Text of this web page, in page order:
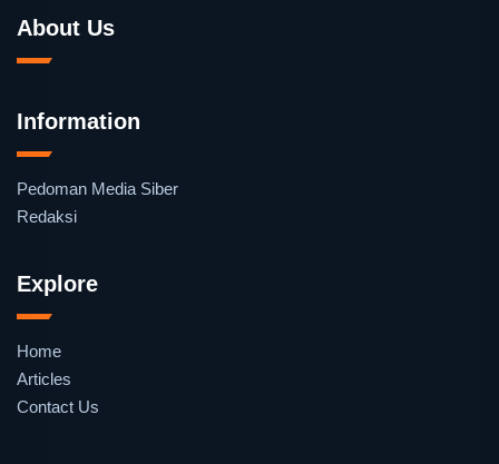
About Us
Information
Pedoman Media Siber
Redaksi
Explore
Home
Articles
Contact Us